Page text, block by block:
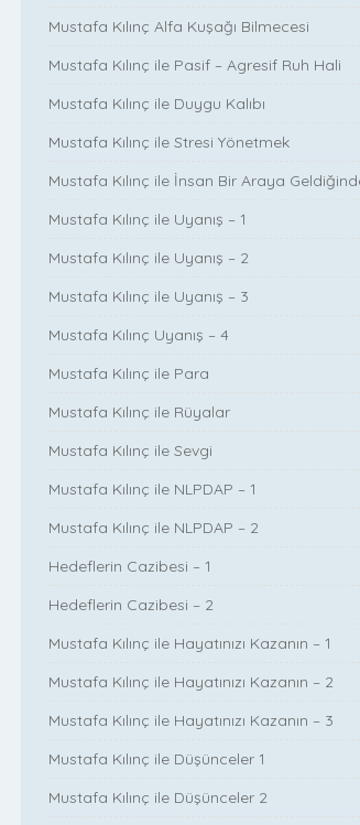
Mustafa Kılınç Alfa Kuşağı Bilmecesi
Mustafa Kılınç ile Pasif – Agresif Ruh Hali
Mustafa Kılınç ile Duygu Kalıbı
Mustafa Kılınç ile Stresi Yönetmek
Mustafa Kılınç ile İnsan Bir Araya
Mustafa Kılınç ile Uyanış – 1
Mustafa Kılınç ile Uyanış – 2
Mustafa Kılınç ile Uyanış – 3
Mustafa Kılınç Uyanış – 4
Mustafa Kılınç ile Para
Mustafa Kılınç ile Rüyalar
Mustafa Kılınç ile Sevgi
Mustafa Kılınç ile NLPDAP – 1
Mustafa Kılınç ile NLPDAP – 2
Hedeflerin Cazibesi – 1
Hedeflerin Cazibesi – 2
Mustafa Kılınç ile Hayatınızı Kazanın – 1
Mustafa Kılınç ile Hayatınızı Kazanın – 2
Mustafa Kılınç ile Hayatınızı Kazanın – 3
Mustafa Kılınç ile Düşünceler 1
Mustafa Kılınç ile Düşünceler 2